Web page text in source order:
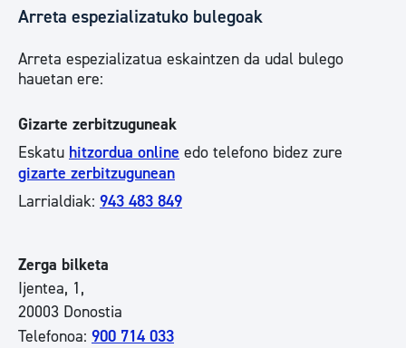
Arreta espezializatuko bulegoak
Arreta espezializatua eskaintzen da udal bulego
hauetan ere:
Gizarte zerbitzuguneak​​​​​​​
Eskatu hitzordua online edo telefono bidez zure
gizarte zerbitzugunean
Larrialdiak: 943 483 849
Zerga bilketa
Ijentea, 1,
20003 Donostia
Telefonoa: 900 714 033